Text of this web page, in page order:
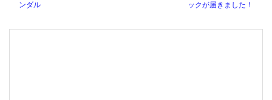
ンダル
ックが届きました！